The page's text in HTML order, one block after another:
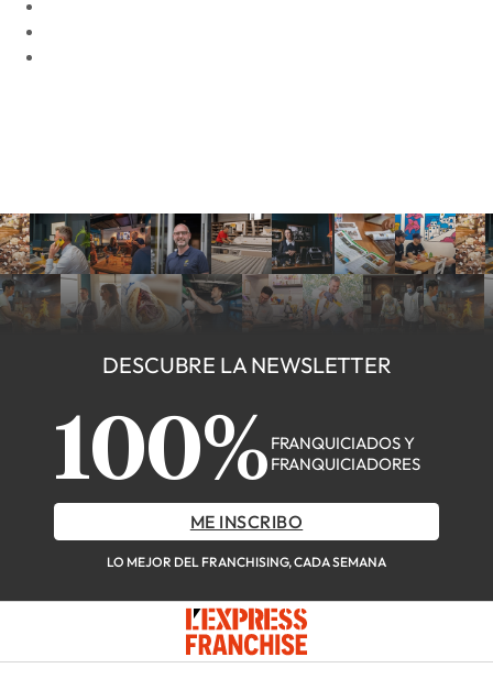
DESCUBRE LA NEWSLETTER
100% FRANQUICIADOS Y
FRANQUICIADORES
ME INSCRIBO
LO MEJOR DEL FRANCHISING, CADA SEMANA